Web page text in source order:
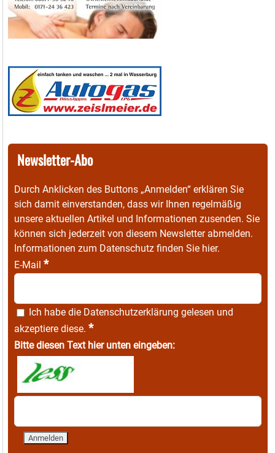
Newsletter-Abo
Durch Anklicken des Buttons „Anmelden“ erklären Sie
sich damit einverstanden, dass wir Ihnen regelmäßig
unsere aktuellen Artikel und Informationen zusenden. Sie
können sich jederzeit von diesem Newsletter abmelden.
Informationen zum Datenschutz finden Sie hier.
E-Mail *
Ich habe die Datenschutzerklärung gelesen und
akzeptiere diese. *
Bitte diesen Text hier unten eingeben: